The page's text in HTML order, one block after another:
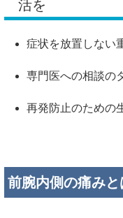
活を
症状を放置しない
専門医への相談の
再発防止のための
前腕内側の痛み